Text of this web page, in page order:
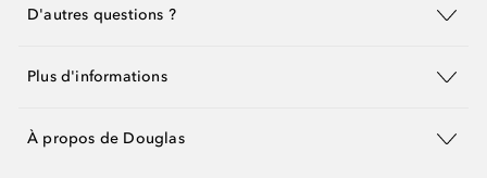
D'autres questions ?
Plus d'informations
À propos de Douglas